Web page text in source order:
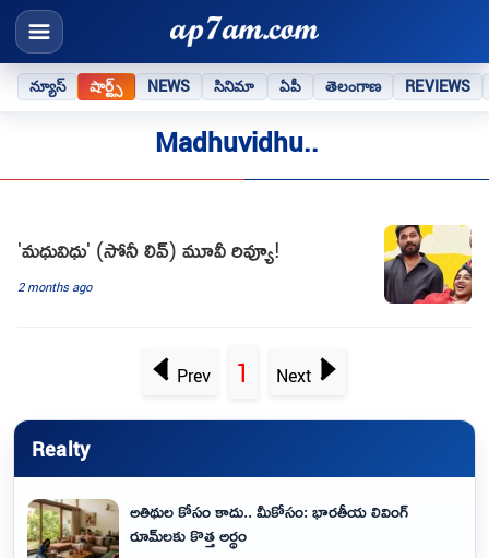
న్యూస్ షార్ట్స్ NEWS సినిమా ఏపీ తెలంగాణ REVIEWS
Madhuvidhu..
'మధువిధు' (సోనీ లివ్) మూవీ రివ్యూ!
2 months ago
Prev 1 Next
Realty
అతిథుల కోసం కాదు.. మీకోసం: భారతీయ లివింగ్
రూమ్‌లకు కొత్త అర్థం